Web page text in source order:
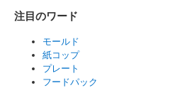
注目のワード
モールド
紙コップ
プレート
フードパック